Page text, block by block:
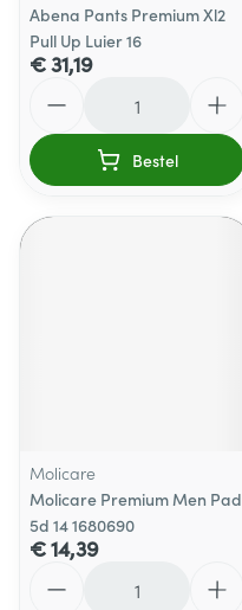
Abena Pants Premium Xl2
Pull Up Luier 16
€ 31,19
Bestel
Molicare
Molicare Premium Men Pad
5d 14 1680690
€ 14,39